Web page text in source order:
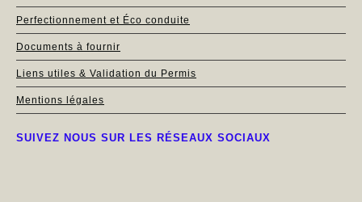
Perfectionnement et Éco conduite
Documents à fournir
Liens utiles & Validation du Permis
Mentions légales
SUIVEZ NOUS SUR LES RÉSEAUX SOCIAUX